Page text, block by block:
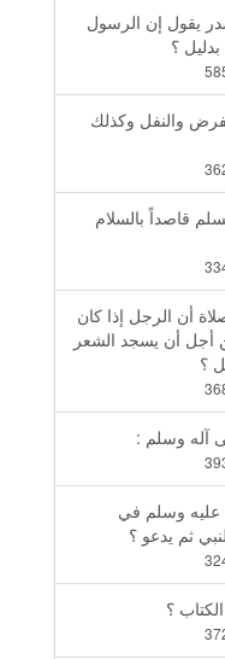
يقول إن الرسول
؟
والنفل وكذلك
قاصداً بالسلام
أن الرجل إذا كان
أجل أن يسجد الشعر
؟
آله وسلم :
عليه وسلم في
ثم يدعو ؟
؟